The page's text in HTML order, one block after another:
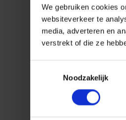
We gebruiken cookies
websiteverkeer te
media, adverteren en
verstrekt of die ze
Noodzakelijk